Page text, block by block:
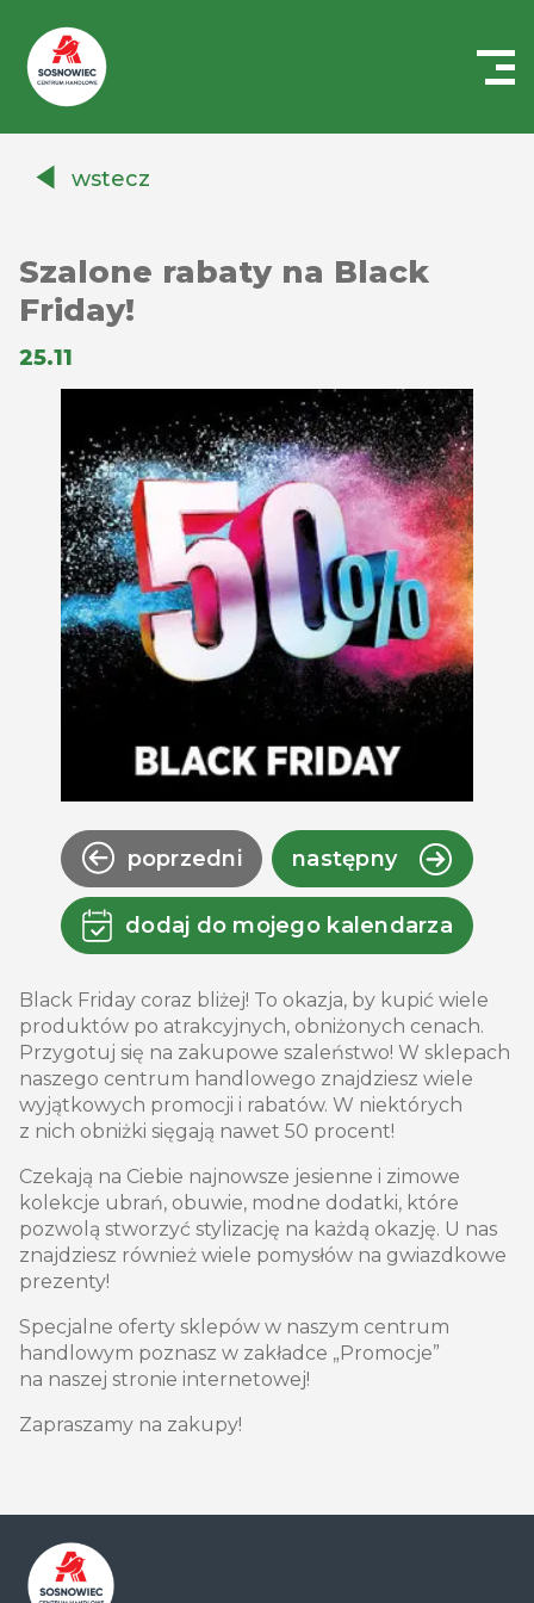
Auchanwstecz
Szalone rabaty na Black
Friday!
25.11
poprzedni następny
dodaj do mojego kalendarza
Black Friday coraz bliżej! To okazja, by kupić wiele
produktów po atrakcyjnych, obniżonych cenach.
Przygotuj się na zakupowe szaleństwo! W sklepach
naszego centrum handlowego znajdziesz wiele
wyjątkowych promocji i rabatów. W niektórych
z nich obniżki sięgają nawet 50 procent!
Czekają na Ciebie najnowsze jesienne i zimowe
kolekcje ubrań, obuwie, modne dodatki, które
pozwolą stworzyć stylizację na każdą okazję. U nas
znajdziesz również wiele pomysłów na gwiazdkowe
prezenty!
Specjalne oferty sklepów w naszym centrum
handlowym poznasz w zakładce „Promocje”
na naszej stronie internetowej!
Zapraszamy na zakupy!